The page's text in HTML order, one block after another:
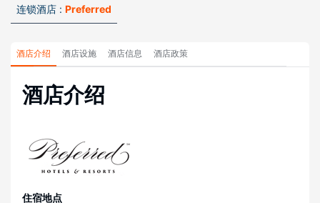
连锁酒店 : Preferred
酒店介绍 酒店设施 酒店信息 酒店政策
酒店介绍
住宿地点